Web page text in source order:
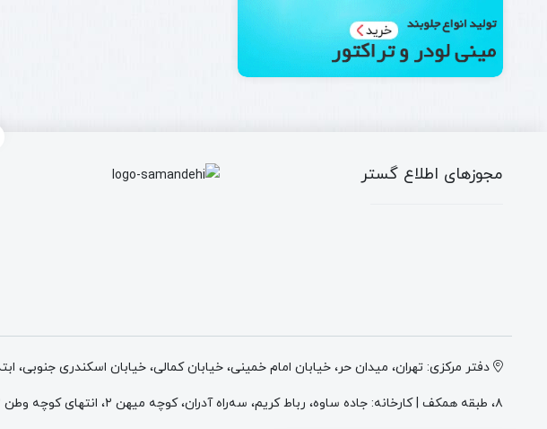
مجوزهای اطلاع گستر
دفتر مرکزی: تهران، میدان حر، خیابان امام خمینی، خیابان کمالی، خیابان اسکندری جنوبی،
۸، طبقه همکف | کارخانه: جاده ساوه، رباط کریم، سه‌راه آدران، کوچه میهن ۲، انتهای کوچه وطن ۲، پلاک ۴